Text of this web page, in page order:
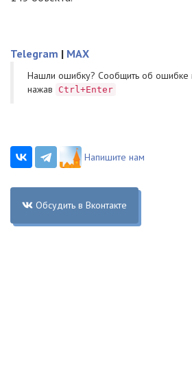
Telegram | MAX
Нашли ошибку? Cообщить об
нажав
Ctrl+Enter
Напишите нам
Обсудить в Вконтакте